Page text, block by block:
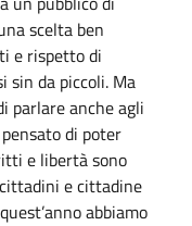
scelta ben
e rispetto di
sin da piccoli. Ma
parlare anche agli
di poter
e libertà sono
e cittadine
abbiamo